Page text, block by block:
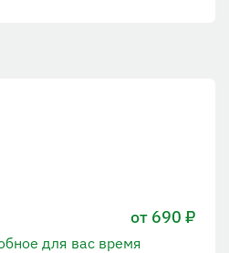
от 690 ₽
для вас время